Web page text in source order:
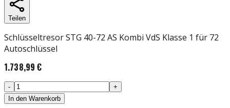
Teilen
Schlüsseltresor STG 40-72 AS Kombi VdS Klasse 1 für 72
Autoschlüssel
1.738,99 €
-
+
In den Warenkorb